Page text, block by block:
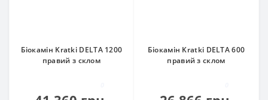
Біокамін Kratki DELTA 1200
правий з склом
Біокамін Kratki DELTA 600
правий з склом